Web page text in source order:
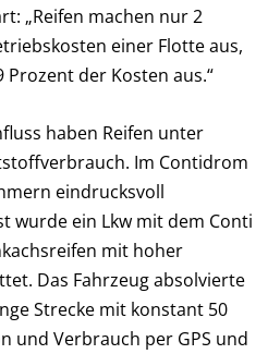
„Reifen machen nur 2
einer Flotte aus,
der Kosten aus.“
haben Reifen unter
Im Contidrom
eindrucksvoll
wurde ein Lkw mit dem Conti
mit hoher
Das Fahrzeug absolvierte
Strecke mit konstant 50
und Verbrauch per GPS und